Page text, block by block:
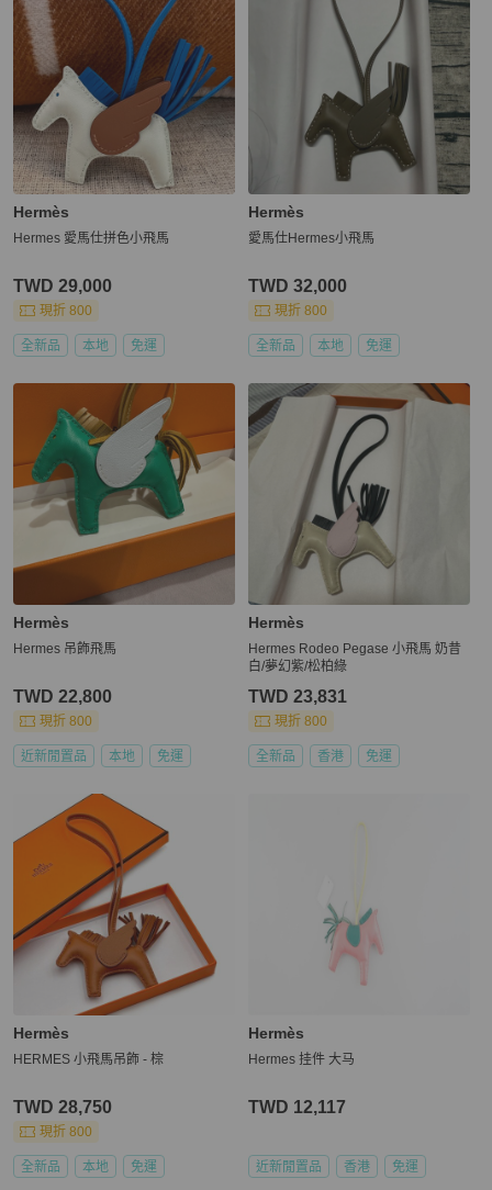
Hermès
Hermes 愛馬仕拼色小飛馬
TWD 29,000
現折 800
全新品 本地 免運
Hermès
愛馬仕Hermes小飛馬
TWD 32,000
現折 800
全新品 本地 免運
Hermès
Hermes 吊飾飛馬
TWD 22,800
現折 800
近新閒置品 本地 免運
Hermès
Hermes Rodeo Pegase 小飛馬 奶昔
白/夢幻紫/松柏綠
TWD 23,831
現折 800
全新品 香港 免運
Hermès
HERMES 小飛馬吊飾 - 棕
TWD 28,750
現折 800
全新品 本地 免運
Hermès
Hermes 挂件 大马
TWD 12,117
近新閒置品 香港 免運